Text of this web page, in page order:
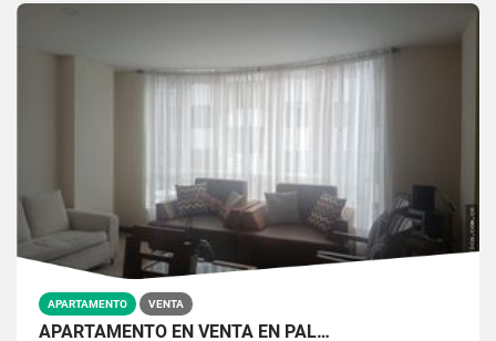
APARTAMENTO VENTA
APARTAMENTO EN VENTA EN PAL…